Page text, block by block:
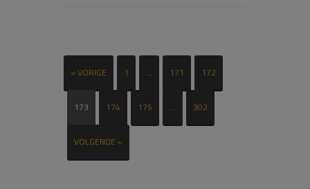
« VORIGE 1 … 171 172
173 174 175 … 302
VOLGENDE »